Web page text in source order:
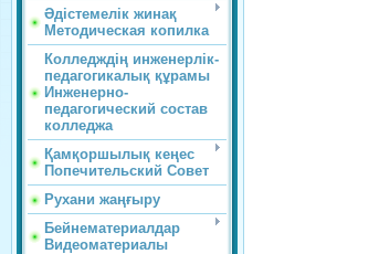
Әдістемелік жинақ
Методическая копилка
Колледждің инженерлік-
педагогикалық құрамы
Инженерно-
педагогический состав
колледжа
Қамқоршылық кеңес
Попечительский Совет
Рухани жаңғыру
Бейнематериалдар
Видеоматериалы